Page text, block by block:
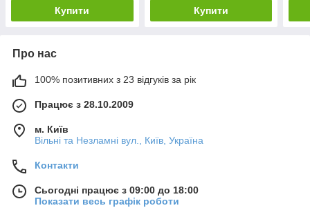
Купити Купити
Про нас
100% позитивних з 23 відгуків за рік
Працює з 28.10.2009
м. Київ
Вільні та Незламні вул., Київ, Україна
Контакти
Сьогодні працює з 09:00 до 18:00
Показати весь графік роботи